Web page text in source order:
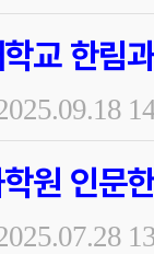
교 한림
원 인문